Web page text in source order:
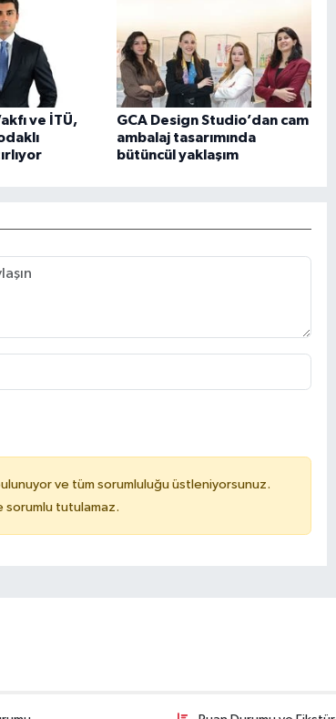
ve İTÜ,
GCA Design Studio’dan cam
ambalaj tasarımında
bütüncül yaklaşım
ve tüm sorumluluğu üstleniyorsunuz.
sorumlu tutulamaz.